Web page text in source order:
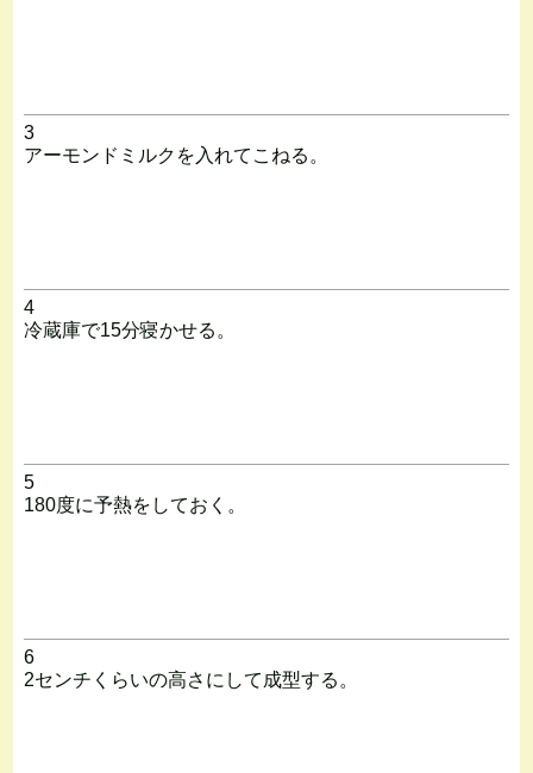
3
アーモンドミルクを入れてこねる。
4
冷蔵庫で15分寝かせる。
5
180度に予熱をしておく。
6
2センチくらいの高さにして成型する。